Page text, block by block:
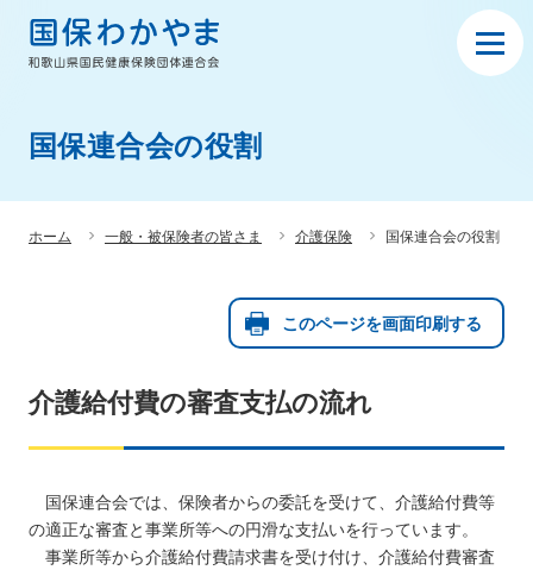
国保連合会の役割
ホーム 一般・被保険者の皆さま 介護保険 国保連合会の役割
このページを画面印刷する
介護給付費の審査支払の流れ
国保連合会では、保険者からの委託を受けて、介護給付費等
の適正な審査と事業所等への円滑な支払いを行っています。
事業所等から介護給付費請求書を受け付け、介護給付費審査